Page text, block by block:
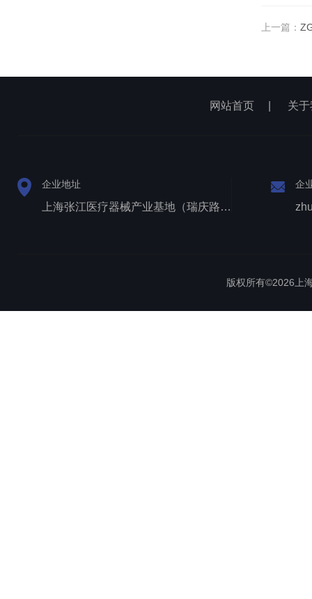
上一篇：
网站首页 关
企业地址
上海张江医疗器械产业基地（瑞庆路528号）
企
版权所有©2026